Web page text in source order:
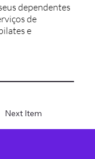
dependentes
de
e
Next Item